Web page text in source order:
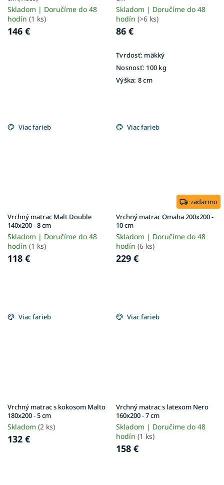
Skladom | Doručíme do 48
hodín (1 ks)
146 €
Skladom | Doručíme do 48
hodín (>6 ks)
86 €
Tvrdosť: mäkký
Nosnosť: 100 kg
Výška: 8 cm
Viac farieb
Vrchný matrac Malt Double
140x200 - 8 cm
Skladom | Doručíme do 48
hodín (1 ks)
118 €
Viac farieb
zadarmo
Vrchný matrac Omaha 200x200 -
10 cm
Skladom | Doručíme do 48
hodín (6 ks)
229 €
Viac farieb
Vrchný matrac s kokosom Malto
180x200 - 5 cm
Skladom (2 ks)
132 €
Viac farieb
Vrchný matrac s latexom Nero
160x200 - 7 cm
Skladom | Doručíme do 48
hodín (1 ks)
158 €